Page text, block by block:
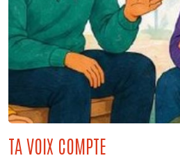
TA VOIX COMPTE